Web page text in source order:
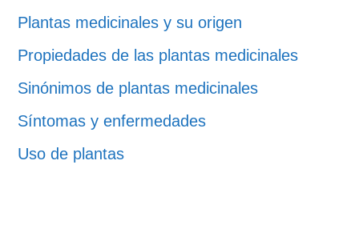
Plantas medicinales y su origen
Propiedades de las plantas medicinales
Sinónimos de plantas medicinales
Síntomas y enfermedades
Uso de plantas